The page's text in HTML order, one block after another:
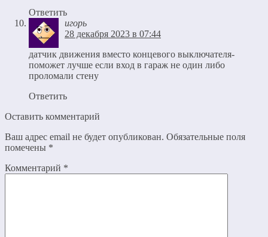
Ответить
игорь
28 декабря 2023 в 07:44
датчик движения вместо концевого выключателя-
поможет лучше если вход в гараж не один либо
проломали стену
Ответить
Оставить комментарий
Ваш адрес email не будет опубликован. Обязательные поля
помечены *
Комментарий *